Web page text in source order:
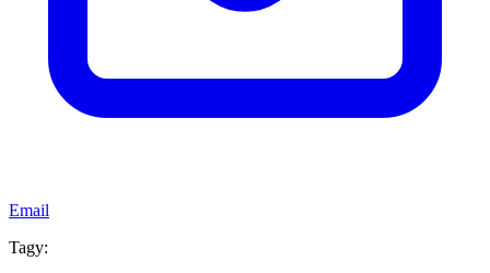
Email
Tagy: